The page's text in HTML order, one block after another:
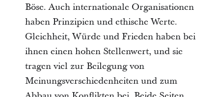
Böse. Auch internationale Organisationen
haben Prinzipien und ethische Werte.
Gleichheit, Würde und Frieden haben bei
ihnen einen hohen Stellenwert, und sie
tragen viel zur Beilegung von
Meinungsverschiedenheiten und zum